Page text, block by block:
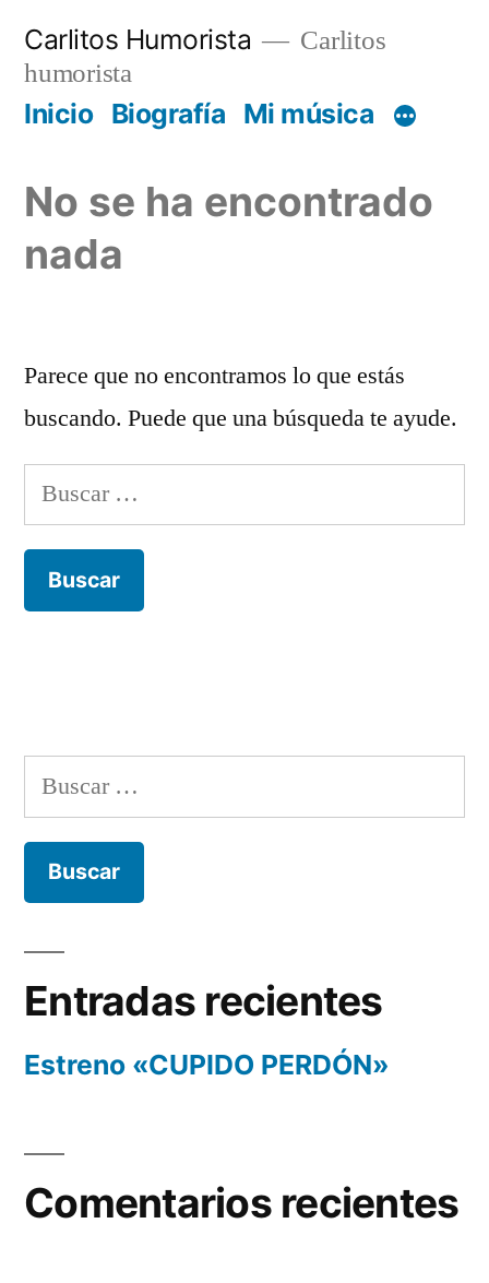
contenido
Carlitos Humorista
Carlitos
humorista
Inicio Biografía Mi música
No se ha encontrado
nada
Parece que no encontramos lo que estás
buscando. Puede que una búsqueda te ayude.
Buscar:
Buscar:
Entradas recientes
Estreno «CUPIDO PERDÓN»
Comentarios recientes